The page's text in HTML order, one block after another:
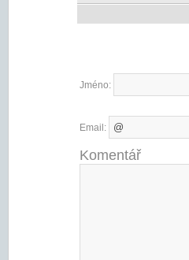
Jméno:
Email:
Komentář